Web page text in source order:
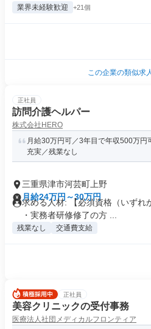
業界未経験歓迎 +21個
この企業の類似求
正社員
訪問介護ヘルパー
株式会社HERO
月給30万円可／3年目で年収500万円
充実／残業なし
三重県津市河芸町上野
月給24万円～30万円
求める人材: 【必須資格（いずれ
・実務者研修修了の方 ...
残業なし 交通費支給
正社員
美容クリニックの受付事務
医療法人社団メディカルフロンティア